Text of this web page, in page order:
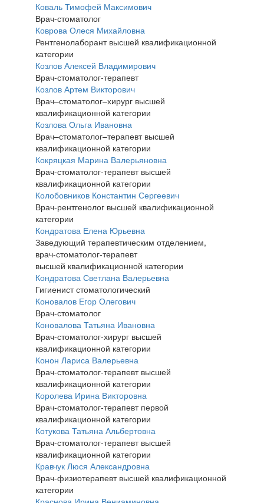
Коваль Тимофей Максимович
Врач-стоматолог
Коврова Олеся Михайловна
Рентгенолаборант высшей квалификационной
категории
Козлов Алексей Владимирович
Врач-стоматолог-терапевт
Козлов Артем Викторович
Врач–стоматолог–хирург высшей
квалификационной категории
Козлова Ольга Ивановна
Врач–стоматолог–терапевт высшей
квалификационной категории
Кокряцкая Марина Валерьяновна
Врач-стоматолог-терапевт высшей
квалификационной категории
Колобовников Константин Сергеевич
Врач-рентгенолог высшей квалификационной
категории
Кондратова Елена Юрьевна
Заведующий терапевтическим отделением,
врач-стоматолог-терапевт
высшей квалификационной категории
Кондратова Светлана Валерьевна
Гигиенист стоматологический
Коновалов Егор Олегович
Врач-стоматолог
Коновалова Татьяна Ивановна
Врач-стоматолог-хирург высшей
квалификационной категории
Конон Лариса Валерьевна
Врач-стоматолог-терапевт высшей
квалификационной категории
Королева Ирина Викторовна
Врач-стоматолог-терапевт первой
квалификационной категории
Котукова Татьяна Альбертовна
Врач-стоматолог-терапевт высшей
квалификационной категории
Кравчук Люся Александровна
Врач-физиотерапевт высшей квалификационной
категории